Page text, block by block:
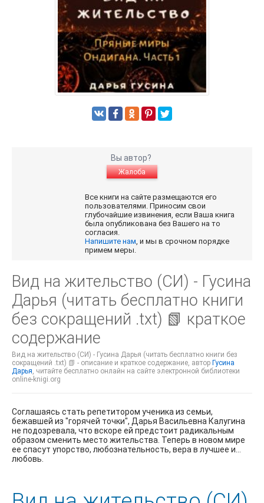
Вы автор?
Жалоба
Все книги на сайте размещаются его
пользователями. Приносим свои
глубочайшие извинения, если Ваша книга
была опубликована без Вашего на то
согласия.
Напишите нам , и мы в срочном порядке
примем меры.
Вид на жительство (СИ) - Гусина
Дарья (читать бесплатно книги
без сокращений .txt) 📗 краткое
содержание
Вид на жительство (СИ) - Гусина Дарья (читать бесплатно книги без
сокращений .txt) 📗 - описание и краткое содержание, автор Гусина
Дарья, читайте бесплатно онлайн на сайте электронной библиотеки
online-knigi.org
Соглашаясь стать репетитором ученика из семьи,
бежавшей из "горячей точки", Дарья Васильевна Калугина
не подозревала, что вскоре ей предстоит радикальным
образом сменить место жительства. Теперь в новом мире
ее спасут упорство, любознательность, вера в лучшее и…
любовь.